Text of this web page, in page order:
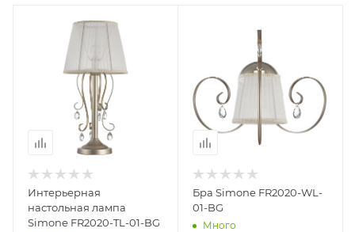
Интерьерная
настольная лампа
Simone FR2020-TL-01-BG
Бра Simone FR2020-WL-
01-BG
Много